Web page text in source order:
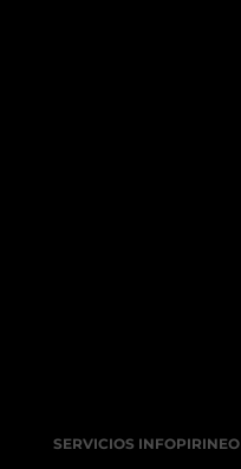
SERVICIOS INFOPIRINEO